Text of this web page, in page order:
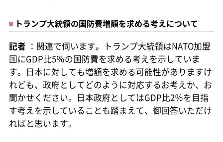
トランプ大統領の国防費増額を求める考えについて
記者 ：関連で伺います。トランプ大統領はNATO加盟
国にGDP比5％の国防費を求める考えを示していま
す。日本に対しても増額を求める可能性がありますけ
れども、政府としてどのように対応するお考えか、お
聞かせください。日本政府としてはGDP比2％を目指
す考えを示していることも踏まえて、御回答いただけ
ればと思います。